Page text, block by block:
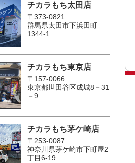
チカラもち太田店
〒373-0821
群馬県太田市下浜田町
1344-1
チカラもち東京店
〒157-0066
東京都世田谷区成城8－31
－9
チカラもち茅ケ崎店
〒253-0087
神奈川県茅ケ崎市下町屋2
丁目6-19